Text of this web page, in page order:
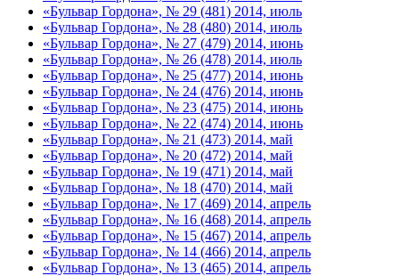
«Бульвар Гордона», № 29 (481) 2014, июль
«Бульвар Гордона», № 28 (480) 2014, июль
«Бульвар Гордона», № 27 (479) 2014, июнь
«Бульвар Гордона», № 26 (478) 2014, июль
«Бульвар Гордона», № 25 (477) 2014, июнь
«Бульвар Гордона», № 24 (476) 2014, июнь
«Бульвар Гордона», № 23 (475) 2014, июнь
«Бульвар Гордона», № 22 (474) 2014, июнь
«Бульвар Гордона», № 21 (473) 2014, май
«Бульвар Гордона», № 20 (472) 2014, май
«Бульвар Гордона», № 19 (471) 2014, май
«Бульвар Гордона», № 18 (470) 2014, май
«Бульвар Гордона», № 17 (469) 2014, апрель
«Бульвар Гордона», № 16 (468) 2014, апрель
«Бульвар Гордона», № 15 (467) 2014, апрель
«Бульвар Гордона», № 14 (466) 2014, апрель
«Бульвар Гордона», № 13 (465) 2014, апрель